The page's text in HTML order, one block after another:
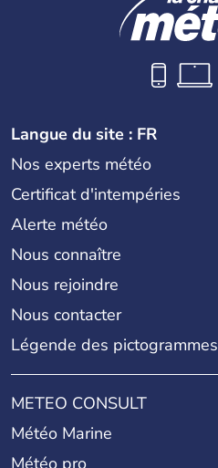
Langue du site : FR
Nos experts météo
Certificat d'intempéries
Alerte météo
Nous connaître
Nous rejoindre
Nous contacter
Légende des pictogrammes
METEO CONSULT
Météo Marine
Météo pro